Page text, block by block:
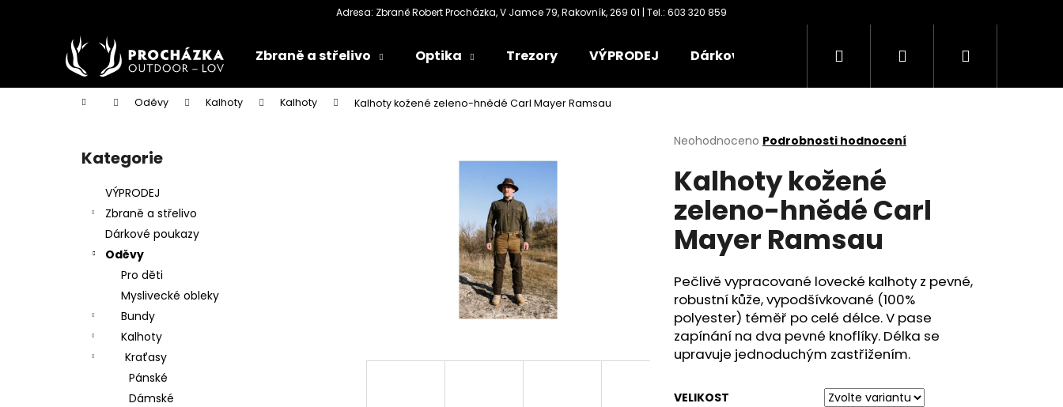
Zbraně a střelivo Optika Trezory VÝPRODEJ Dárkové poukazy Oděvy Kontakty
Hledat PřihlášeníNákupní
Domů Oděvy Kalhoty Kalhoty Kalhoty kožené zeleno-hnědé Carl Mayer Ramsau
Přeskočit
kategorie
Kategorie
VÝPRODEJ
Zbraně a střelivo
Dárkové poukazy
Oděvy
Pro děti
Myslivecké obleky
Bundy
Kalhoty
Kraťasy
Pánské
Dámské
Průměrné
produktu
je
z
5
hvězdiček.
Neohodnoceno Podrobnosti hodnocení
Kalhoty kožené
zeleno-hnědé Carl
Mayer Ramsau
Pečlivě vypracované lovecké kalhoty z pevné,
robustní kůže, vypodšívkované (100%
polyester) téměř po celé délce. V pase
zapínání na dva pevné knoflíky. Délka se
upravuje jednoduchým zastřižením.
VELIKOST
k
Zpět
obchodu
Zpět
obchodu
Co potřebujete najít?
Doporučujeme
Následující
DÁRKOVÝ POUKAZ (DO POZNÁMKY
NAPSAT JMÉNO OBDAROVANÉHO)
500 Kč
MAUSER KŠILTOVKA ZELENÁ
NŮŽ ZAVÍRACÍ MAUSER